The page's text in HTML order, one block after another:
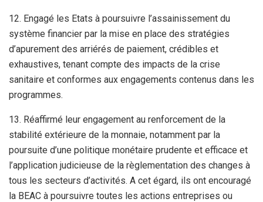
12. Engagé les Etats à poursuivre l’assainissement du
système financier par la mise en place des stratégies
d’apurement des arriérés de paiement, crédibles et
exhaustives, tenant compte des impacts de la crise
sanitaire et conformes aux engagements contenus dans les
programmes.
13. Réaffirmé leur engagement au renforcement de la
stabilité extérieure de la monnaie, notamment par la
poursuite d’une politique monétaire prudente et efficace et
l’application judicieuse de la règlementation des changes à
tous les secteurs d’activités. A cet égard, ils ont encouragé
la BEAC à poursuivre toutes les actions entreprises ou